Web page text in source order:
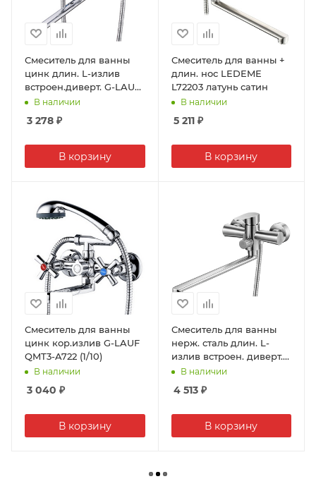
Смеситель для ванны
цинк длин. L-излив
встроен.диверт. G-LAUF
QML7-A827 (1/10)
В наличии
3 278 ₽
В корзину
Смеситель для ванны +
длин. нос LEDEME
L72203 латунь сатин
В наличии
5 211₽
В корзину
Смеситель для ванны
цинк кор.излив G-LAUF
QMT3-A722 (1/10)
В наличии
3 040 ₽
В корзину
Смеситель для ванны
нерж. сталь длин. L-
излив встроен. диверт.
картридж Ø35 SOLONE
В наличии
4 513₽
В корзину